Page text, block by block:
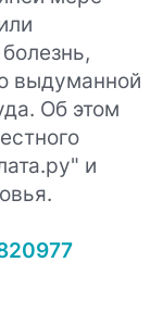
выдуманной
Об этом
и